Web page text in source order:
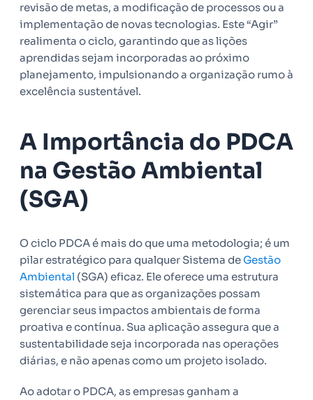
revisão de metas, a modificação de processos ou a
implementação de novas tecnologias. Este “Agir”
realimenta o ciclo, garantindo que as lições
aprendidas sejam incorporadas ao próximo
planejamento, impulsionando a organização rumo à
excelência sustentável.
A Importância do PDCA
na Gestão Ambiental
(SGA)
O ciclo PDCA é mais do que uma metodologia; é um
pilar estratégico para qualquer Sistema deGestão
Ambiental (SGA) eficaz. Ele oferece uma estrutura
sistemática para que as organizações possam
gerenciar seus impactos ambientais de forma
proativa e contínua. Sua aplicação assegura que a
sustentabilidade seja incorporada nas operações
diárias, e não apenas como um projeto isolado.
Ao adotar o PDCA, as empresas ganham a